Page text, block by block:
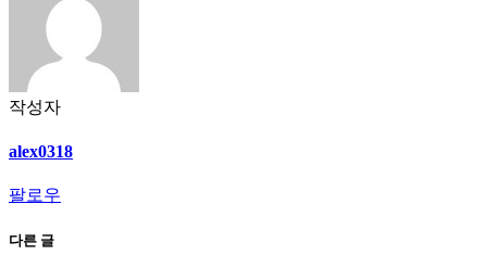
작성자
alex0318
팔로우
다른 글